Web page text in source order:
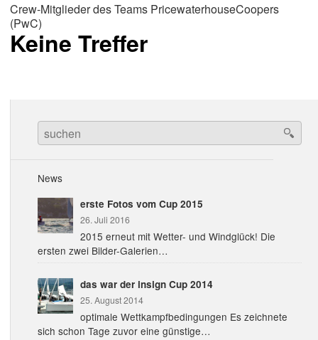
Crew-Mitglieder des Teams PricewaterhouseCoopers
(PwC)
Keine Treffer
Search
for:
News
erste Fotos vom Cup 2015
26. Juli 2016
2015 erneut mit Wetter- und Windglück! Die
ersten zwei Bilder-Galerien…
das war der insign Cup 2014
25. August 2014
optimale Wettkampfbedingungen Es zeichnete
sich schon Tage zuvor eine günstige…